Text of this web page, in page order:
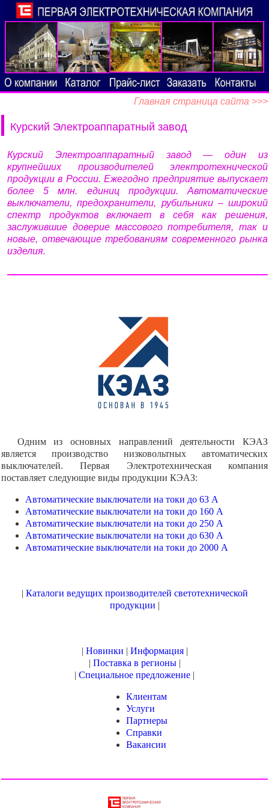
Главная страница сайта >>>
Курский Электроаппаратный завод
Курский Электроаппаратный завод — один из
крупнейших производителей электротехнической
продукции в России. Ежегодно предприятие выпускает
более 5 млн. единиц продукции. Автоматические
выключатели, предохранители, рубильники – широкий
спектр продуктов включает в себя как решения,
заслужившие доверие массового потребителя, так и
новые, отвечающие требованиям современного рынка
изделия.
Одним из основных направлений деятельности КЭАЗ
является производство низковольтных автоматических
выключателей. Первая Электротехническая компания
поставляет следующие виды продукции КЭАЗ:
Автоматические выключатели на токи до 63 А
Автоматические выключатели на токи до 160 А
Автоматические выключатели на токи до 250 А
Автоматические выключатели на токи до 630 А
Автоматические выключатели на токи до 2000 А
| Каталоги ведущих производителей светотехнической
продукции |
| Новинки | Информация|
| Поставка в регионы|
| Специальное предложение |
Клиентам
Услуги
Партнеры
Справки
Вакансии